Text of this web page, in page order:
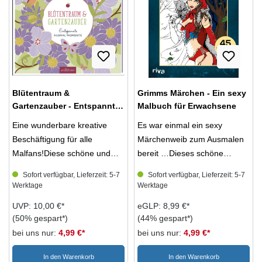
Tischkarten, Scrap Books,
Bullet Journals und viele
andere DIY-Projekte
verwendet werden können,
ergänzen diesen praktischen
Ausstattung: 200 farbige
Abbildungen
Blütentraum &
Gartenzauber - Entspannte
Eine wunderbare kreative
Beschäftigung für alle
Malfans!Diese schöne und
über 90 Mandalas und
der Blumen- und Gartenwelt
lädt ein zum Ausmalen,
Entspannen und Selber-
Sofort verfügbar, Lieferzeit: 5-7
Werktage
UVP: 10,00 €*
(50% gespart*)
bei uns nur: 4,99 €*
In den Warenkorb
Grimms Märchen - Ein sexy
Malbuch für Erwachsene
Es war einmal ein sexy
Märchenweib zum Ausmalen
bereit …Dieses schöne
witziges und originelles
Erwachsenen, die sich gern in
Fantasiewelten entführen
lassen. Über 40 reizende
Sofort verfügbar, Lieferzeit: 5-7
Werktage
eGLP: 8,99 €*
(44% gespart*)
bei uns nur: 4,99 €*
In den Warenkorb